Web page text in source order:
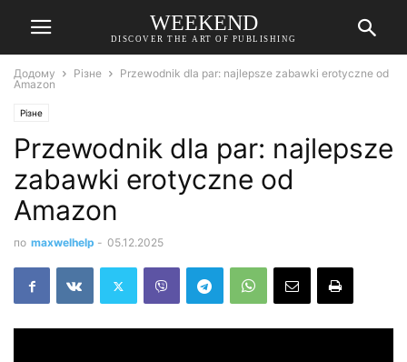
WEEKEND
DISCOVER THE ART OF PUBLISHING
Додому Різне
Przewodnik dla par: najlepsze zabawki erotyczne od
Amazon
Різне
Przewodnik dla par: najlepsze
zabawki erotyczne od
Amazon
по maxwelhelp - 05.12.2025